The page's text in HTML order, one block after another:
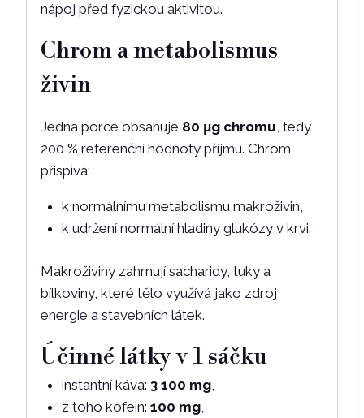
nápoj před fyzickou aktivitou.
Chrom a metabolismus
živin
Jedna porce obsahuje 80 μg chromu, tedy
200 % referenční hodnoty příjmu. Chrom
přispívá:
k normálnímu metabolismu makroživin,
k udržení normální hladiny glukózy v krvi.
Makroživiny zahrnují sacharidy, tuky a
bílkoviny, které tělo využívá jako zdroj
energie a stavebních látek.
Účinné látky v 1 sáčku
instantní káva: 3 100 mg,
z toho kofein: 100 mg,